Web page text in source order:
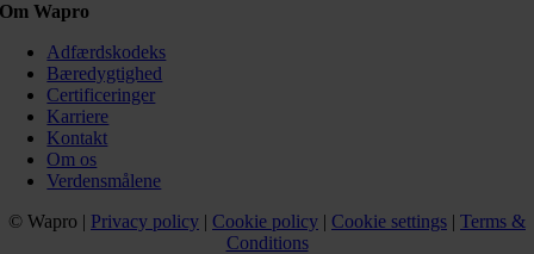
Om Wapro
Adfærdskodeks
Bæredygtighed
Certificeringer
Karriere
Kontakt
Om os
Verdensmålene
© Wapro | Privacy policy | Cookie policy | Cookie settings | Terms &
Conditions